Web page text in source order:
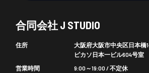
合同会社 J STUDIO
住所
大阪府大阪市中央区日本橋1-
ピカソ日本一ビル604号室
営業時間
9:00～19:00 / 不定休